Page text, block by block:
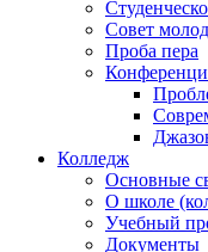
Совет
Проба пера
Колледж
Основные
О школе
Учебный
Документы